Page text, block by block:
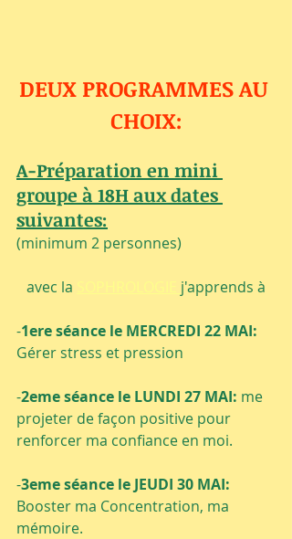
DEUX PROGRAMMES AU
CHOIX:
A-Préparation en mini
groupe à 18H aux dates
suivantes:
(minimum 2 personnes)
avec la j'apprends à
-1ere séance le MERCREDI 22 MAI:
Gérer stress et pression
-2eme séance le LUNDI 27 MAI: me
projeter de façon positive pour
renforcer ma confiance en moi.
-3eme séance le JEUDI 30 MAI:
Booster ma Concentration, ma
mémoire.